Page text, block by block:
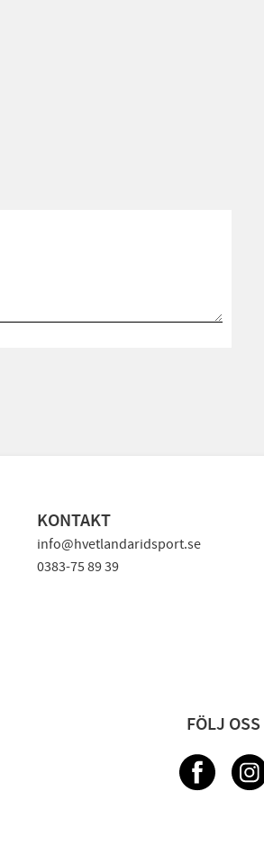
KONTAKT
info@hvetlandaridsport.se
0383-75 89 39
FÖLJ OSS